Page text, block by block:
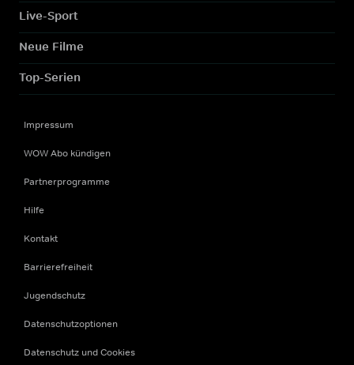
Live-Sport
Neue Filme
Top-Serien
Impressum
WOW Abo kündigen
Partnerprogramme
Hilfe
Kontakt
Barrierefreiheit
Jugendschutz
Datenschutzoptionen
Datenschutz und Cookies